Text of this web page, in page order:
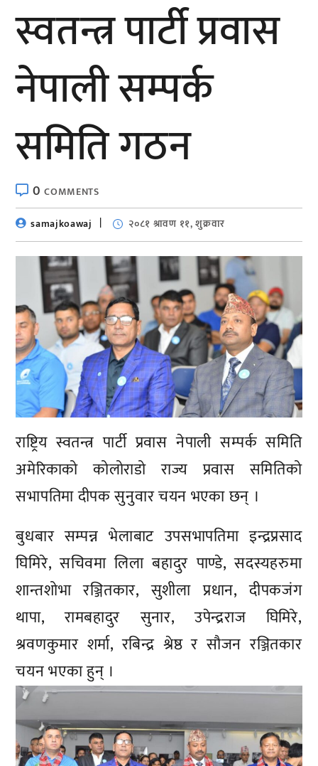
स्वतन्त्र पार्टी प्रवास
नेपाली सम्पर्क
समिति गठन
0COMMENTS
samajkoawaj
२०८१ श्रावण ११, शुक्रवार
राष्ट्रिय स्वतन्त्र पार्टी प्रवास नेपाली सम्पर्क समिति
अमेरिकाको कोलोराडो राज्य प्रवास समितिको
सभापतिमा दीपक सुनुवार चयन भएका छन् ।
बुधबार सम्पन्न भेलाबाट उपसभापतिमा इन्द्रप्रसाद
घिमिरे, सचिवमा लिला बहादुर पाण्डे, सदस्यहरुमा
शान्तशोभा रञ्जितकार, सुशीला प्रधान, दीपकजंग
थापा, रामबहादुर सुनार, उपेन्द्रराज घिमिरे,
श्रवणकुमार शर्मा, रबिन्द्र श्रेष्ठ र सौजन रञ्जितकार
चयन भएका हुन् ।